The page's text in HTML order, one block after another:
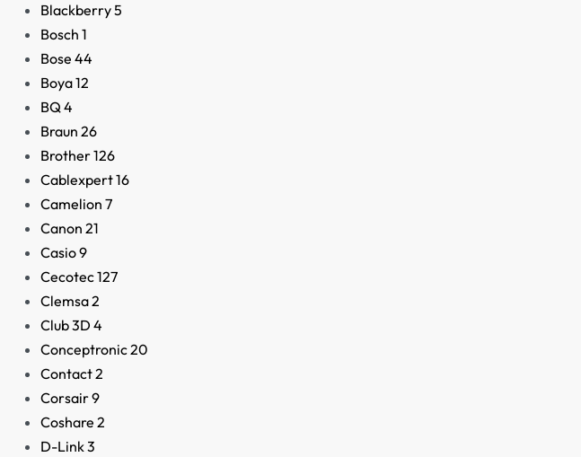
Blackberry5
Bosch 1
Bose 44
Boya12
BQ4
Braun 26
Brother126
Cablexpert16
Camelion 7
Canon 21
Casio9
Cecotec127
Clemsa2
Club 3D 4
Conceptronic20
Contact2
Corsair9
Coshare 2
D-Link3